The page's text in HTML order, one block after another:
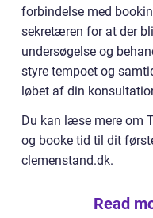
forbindelse med
sekretæren for at der
undersøgelse og
styre tempoet og
løbet af din
Du kan læse mere om
og booke tid til dit
clemenstand.dk.
Read